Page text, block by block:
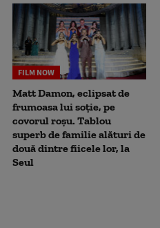
FILM NOW
Matt Damon, eclipsat de
frumoasa lui soție, pe
covorul roșu. Tablou
superb de familie alături de
două dintre fiicele lor, la
Seul